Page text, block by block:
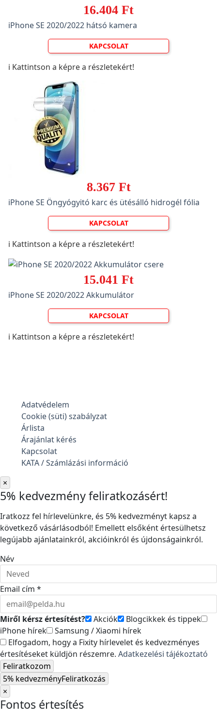
16.404 Ft
iPhone SE 2020/2022 hátsó kamera
KAPCSOLAT
ℹ️ Kattintson a képre a részletekért!
8.367 Ft
iPhone SE Öngyógyitó karc és ütésálló hidrogél fólia
KAPCSOLAT
ℹ️ Kattintson a képre a részletekért!
15.041 Ft
iPhone SE 2020/2022 Akkumulátor
KAPCSOLAT
ℹ️ Kattintson a képre a részletekért!
Adatvédelem
Cookie (süti) szabályzat
Árlista
Árajánlat kérés
Kapcsolat
KATA / Számlázási információ
×
5% kedvezmény feliratkozásért!
Iratkozz fel hírlevelünkre, és 5% kedvezményt kapsz a
következő vásárlásodból! Emellett elsőként értesülhetsz
legújabb ajánlatainkról, akcióinkról és újdonságainkról.
Név
Email cím *
Miről kérsz értesítést? Akciók
Blogcikkek és tippek
iPhone hírek
Samsung / Xiaomi hírek
Elfogadom, hogy a Fixity hírlevelet és kedvezményes
értesítéseket küldjön részemre. Adatkezelési tájékoztató
Feliratkozom
5% kedvezményFeliratkozás
×
Fontos értesítés